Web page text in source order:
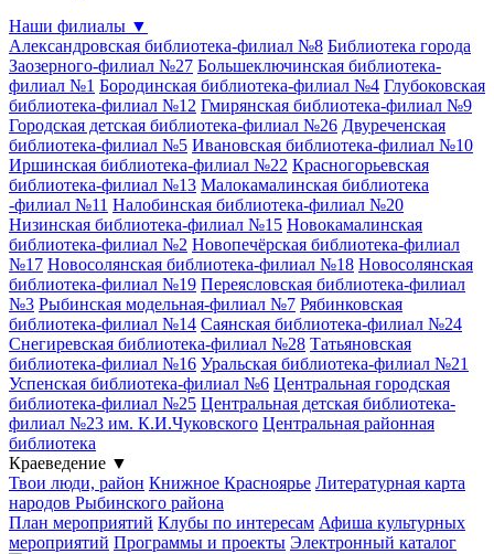
Наши филиалы ▼
Александровская библиотека-филиал №8 Библиотека города
Заозерного-филиал №27 Большеключинская библиотека-
филиал №1 Бородинская библиотека-филиал №4 Глубоковская
библиотека-филиал №12 Гмирянская библиотека-филиал №9
Городская детская библиотека-филиал №26 Двуреченская
библиотека-филиал №5 Ивановская библиотека-филиал №10
Иршинская библиотека-филиал №22 Красногорьевская
библиотека-филиал №13 Малокамалинская библиотека
-филиал №11 Налобинская библиотека-филиал №20
Низинская библиотека-филиал №15 Новокамалинская
библиотека-филиал №2 Новопечёрская библиотека-филиал
№17 Новосолянская библиотека-филиал №18 Новосолянская
библиотека-филиал №19 Переясловская библиотека-филиал
№3 Рыбинская модельная-филиал №7 Рябинковская
библиотека-филиал №14 Саянская библиотека-филиал №24
Снегиревская библиотека-филиал №28 Татьяновская
библиотека-филиал №16 Уральская библиотека-филиал №21
Успенская библиотека-филиал №6 Центральная городская
библиотека-филиал №25 Центральная детская библиотека-
филиал №23 им. К.И.Чуковского Центральная районная
библиотека
Краеведение ▼
Твои люди, район Книжное Красноярье Литературная карта
народов Рыбинского района
План мероприятий Клубы по интересам Афиша культурных
мероприятий Программы и проекты Электронный каталог